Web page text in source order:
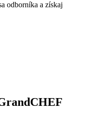
odborníka a získaj